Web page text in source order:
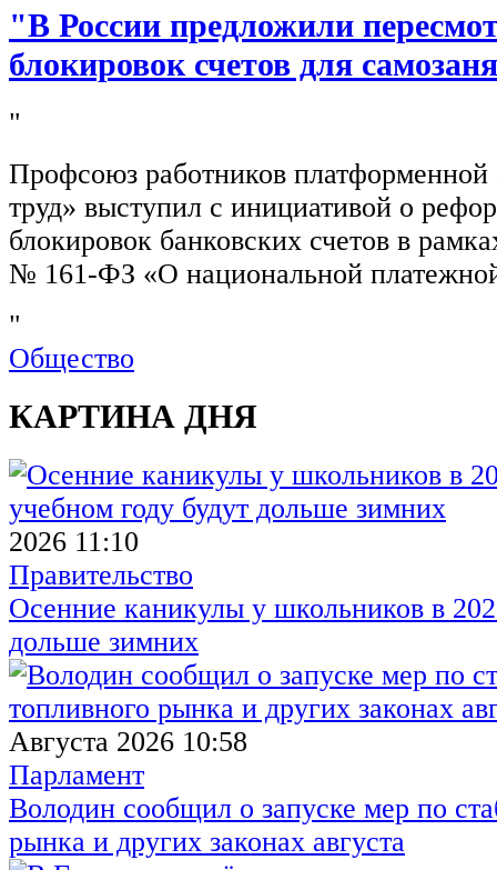
"В России предложили
блокировок счетов для
"
Профсоюз работников
труд» выступил с инициативой о
блокировок банковских счетов в
№ 161-ФЗ «О национальной
"
Общество
КАРТИНА ДНЯ
2026 11:10
Правительство
Осенние каникулы у школьников в
дольше зимних
Августа 2026 10:58
Парламент
Володин сообщил о запуске мер по
рынка и других законах августа